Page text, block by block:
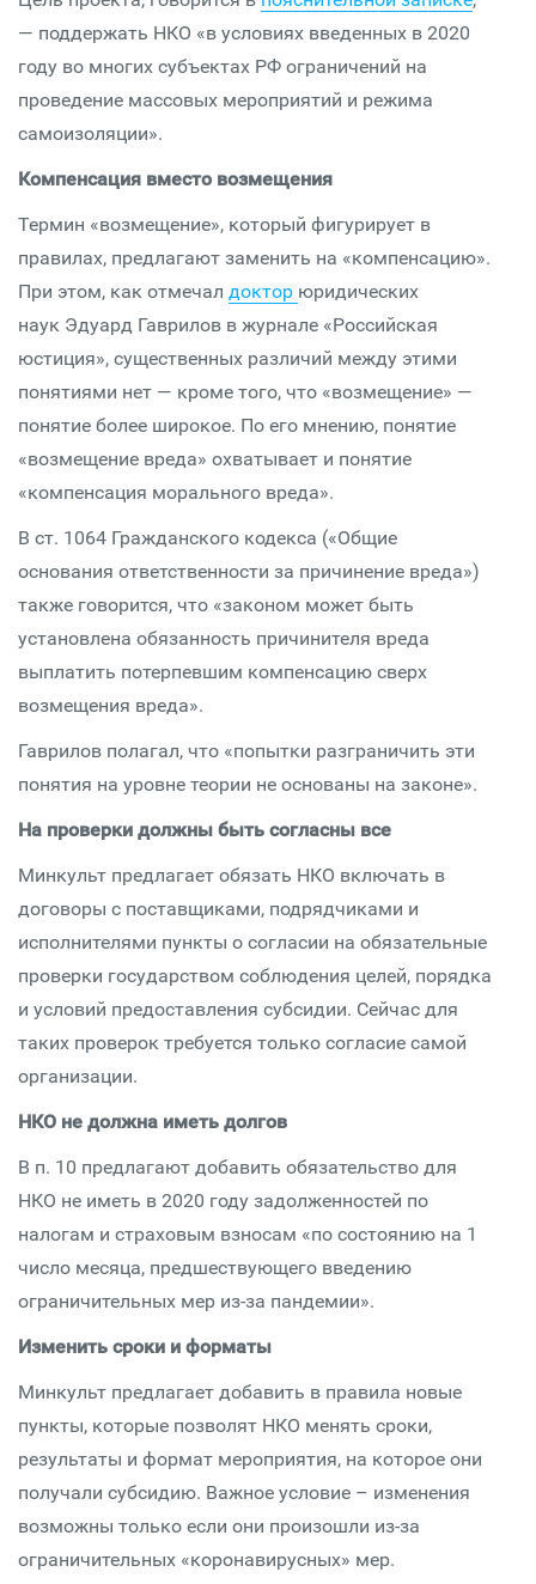
— поддержать НКО «в условиях введенных в 2020
году во многих субъектах РФ ограничений на
проведение массовых мероприятий и режима
самоизоляции».
Компенсация вместо возмещения
Термин «возмещение», который фигурирует в
правилах, предлагают заменить на «компенсацию».
При этом, как отмечал доктор юридических
наук Эдуард Гаврилов в журнале «Российская
юстиция», существенных различий между этими
понятиями нет — кроме того, что «возмещение» —
понятие более широкое. По его мнению, понятие
«возмещение вреда» охватывает и понятие
«компенсация морального вреда».
В ст. 1064 Гражданского кодекса («Общие
основания ответственности за причинение вреда»)
также говорится, что «законом может быть
установлена обязанность причинителя вреда
выплатить потерпевшим компенсацию сверх
возмещения вреда».
Гаврилов полагал, что «попытки разграничить эти
понятия на уровне теории не основаны на законе».
На проверки должны быть согласны все
Минкульт предлагает обязать НКО включать в
договоры с поставщиками, подрядчиками и
исполнителями пункты о согласии на обязательные
проверки государством соблюдения целей, порядка
и условий предоставления субсидии. Сейчас для
таких проверок требуется только согласие самой
организации.
НКО не должна иметь долгов
В п. 10 предлагают добавить обязательство для
НКО не иметь в 2020 году задолженностей по
налогам и страховым взносам «по состоянию на 1
число месяца, предшествующего введению
ограничительных мер из-за пандемии».
Изменить сроки и форматы
Минкульт предлагает добавить в правила новые
пункты, которые позволят НКО менять сроки,
результаты и формат мероприятия, на которое они
получали субсидию. Важное условие – изменения
возможны только если они произошли из-за
ограничительных «коронавирусных» мер.